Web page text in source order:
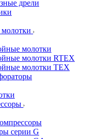
дрели
молотки
молотки RTEX
молотки TEX
серии G